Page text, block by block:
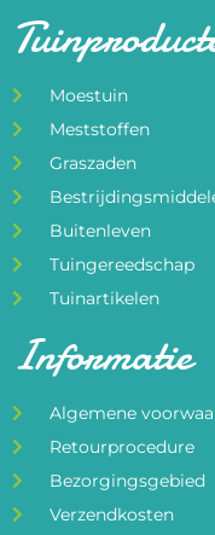
Moestuin
Meststoffen
Graszaden
Buitenleven
Tuingereedschap
Tuinartikelen
Informatie
Algemene
Retourprocedure
Bezorgingsgebied
Verzendkosten